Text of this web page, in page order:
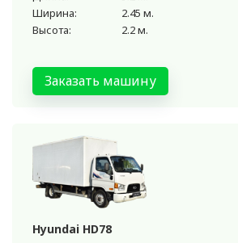
Ширина:
2.45 м.
Высота:
2.2 м.
Заказать машину
Hyundai HD78